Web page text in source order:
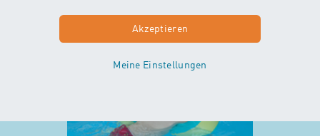
Akzeptieren
Meine Einstellungen